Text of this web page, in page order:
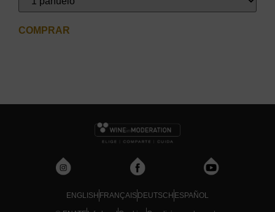
COMPRAR
ENGLISH FRANÇAIS DEUTSCH ESPAÑOL